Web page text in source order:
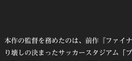
本作の監督を務めたのは、前作『ファイ
り壊しの決まったサッカースタジアム「